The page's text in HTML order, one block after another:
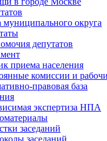
муниципального округа
депутатов
приема населения
комиссии и
правовая база
экспертиза НПА
заседаний
заседаний